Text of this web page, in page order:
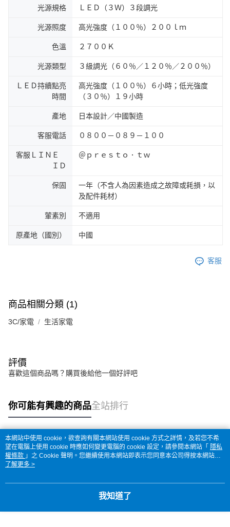
光源規格 ＬＥＤ（３Ｗ）３段調光
光源照度 高光強度（１００％）２００ｌｍ
色溫 ２７００Ｋ
光源類型 ３級調光（６０％／１２０％／２００％）
ＬＥＤ持續點亮
時間
高光強度（１００％）６小時；低光強度
（３０％）１９小時
產地 日本設計／中國製造
客服電話 ０８００－０８９－１００
客服ＬＩＮＥ
ＩＤ
＠ｐｒｅｓｔｏ．ｔｗ
保固
一年（不含人為因素造成之故障或耗損，以
及配件耗材）
葷素別 不適用
原產地（國別） 中國
客服
商品相關分類 (1)
3C/家電 生活家電
評價
喜歡這個商品嗎？購買後給他一個好評吧
你可能有興趣的商品全站排行
熱門標籤
本網站中使用 cookie，欲查詢有關本網站使用 cookie 方式之詳情，及若您不希
望在電腦上使用 cookie 時應如何變更電腦的 cookie 設定，請參閱本網站「 隱私
權條款 」之 Cookie 聲明。您繼續使用本網站即表示您同意本公司得按本網站使
用條款之 Cookie 聲明使用 cookie。
了解更多 >
我知道了